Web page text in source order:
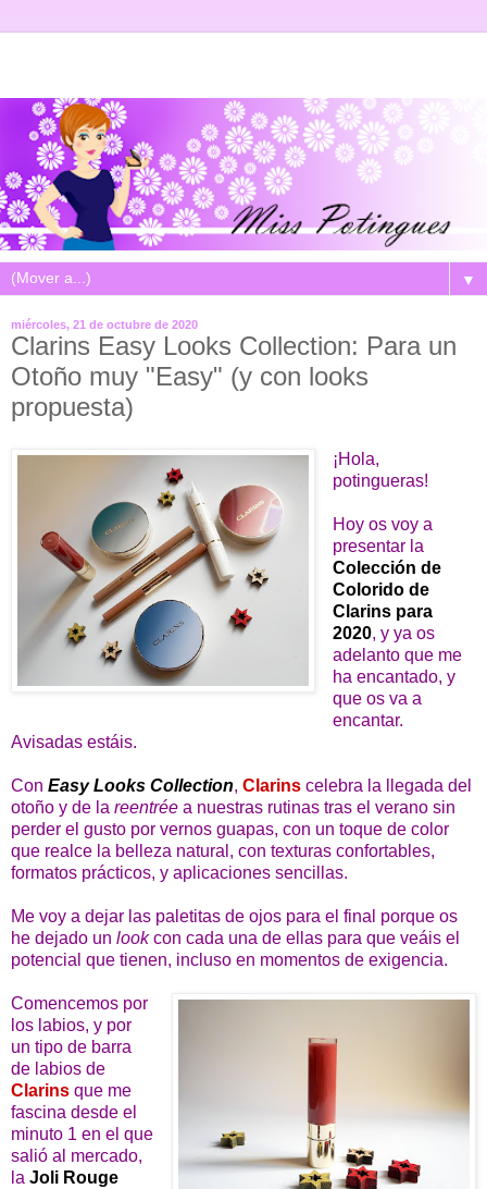
▼
miércoles, 21 de octubre de 2020
Clarins Easy Looks Collection: Para un
Otoño muy "Easy" (y con looks
propuesta)
¡Hola,
potingueras!
Hoy os voy a
presentar la
Colección de
Colorido de
Clarins para
2020, y ya os
adelanto que me
ha encantado, y
que os va a
encantar.
Avisadas estáis.
Con Easy Looks Collection, Clarins celebra la llegada del
otoño y de la reentrée a nuestras rutinas tras el verano sin
perder el gusto por vernos guapas, con un toque de color
que realce la belleza natural, con texturas confortables,
formatos prácticos, y aplicaciones sencillas.
Me voy a dejar las paletitas de ojos para el final porque os
he dejado un lookcon cada una de ellas para que veáis el
potencial que tienen, incluso en momentos de exigencia.
Comencemos por
los labios, y por
un tipo de barra
de labios de
Clarins que me
fascina desde el
minuto 1 en el que
salió al mercado,
la Joli Rouge